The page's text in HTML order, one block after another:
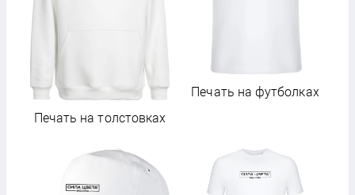
Печать на толстовках
Печать на футболках